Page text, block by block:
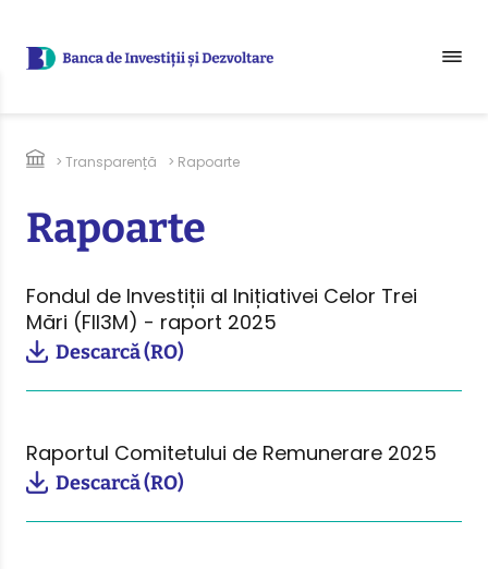
Breadcrumb
> Transparență > Rapoarte
Rapoarte
Fondul de Investiții al Inițiativei Celor Trei
Mări (FII3M) - raport 2025
Descarcă (RO)
Raportul Comitetului de Remunerare 2025
Descarcă (RO)